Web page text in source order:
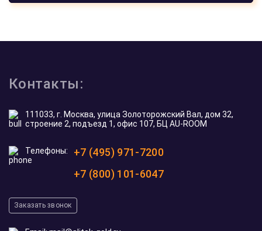
Контакты:
111033, г. Москва, улица Золоторожский Вал, дом 32,
строение 2, подъезд 1, офис 107, БЦ AU-ROOM
Телефоны:
+7 (495) 971-7200
+7 (800) 101-6047
Заказать звонок